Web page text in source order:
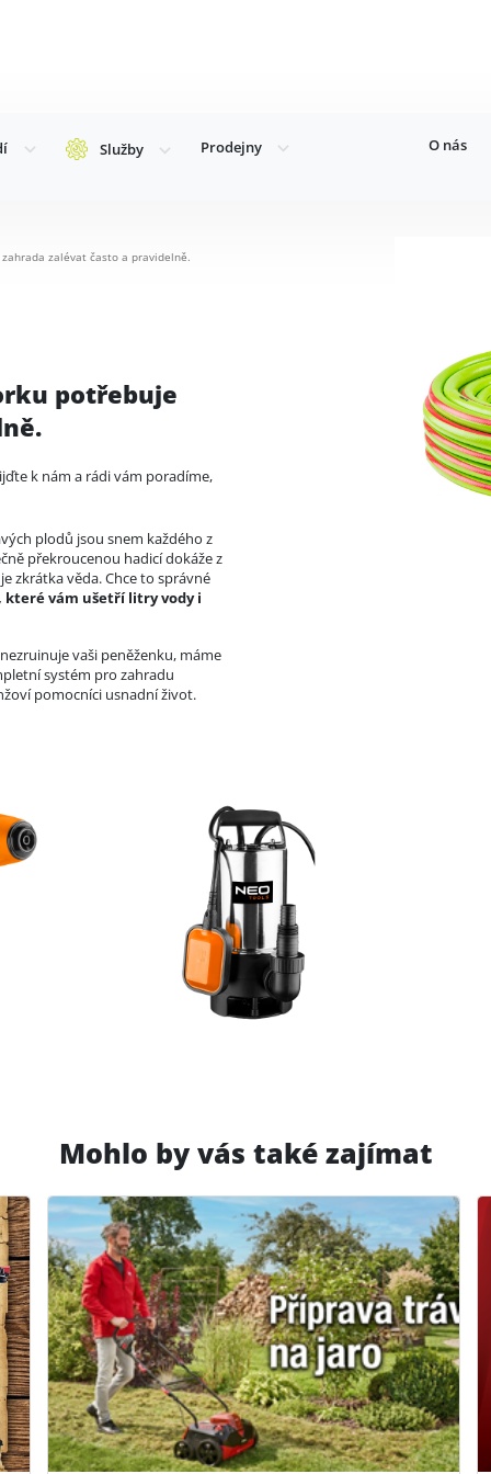
Služby Prodejny O nás
zalévat často a pravidelně.
potřebuje
k nám a rádi vám poradíme,
plodů jsou snem každého z
překroucenou hadicí dokáže z
zkrátka věda. Chce to správné
které vám ušetří litry vody i
vaši peněženku, máme
systém pro zahradu
pomocníci usnadní život.
Mohlo by vás také zajímat